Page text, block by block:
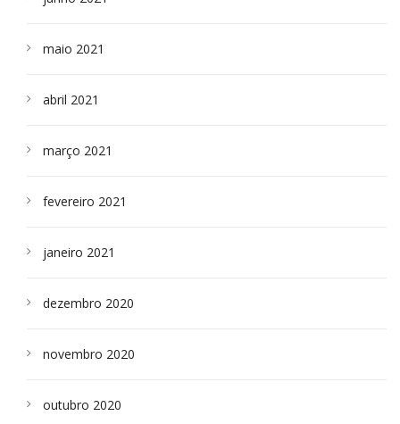
maio 2021
abril 2021
março 2021
fevereiro 2021
janeiro 2021
dezembro 2020
novembro 2020
outubro 2020